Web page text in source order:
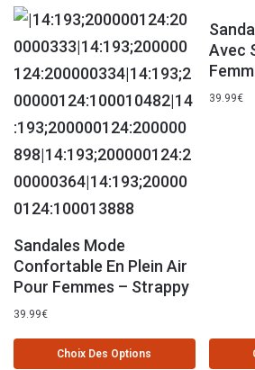
Sandales Mode
Confortable En Plein Air
Pour Femmes – Strappy
39.99€
Choix Des Options
Avec
39.99€